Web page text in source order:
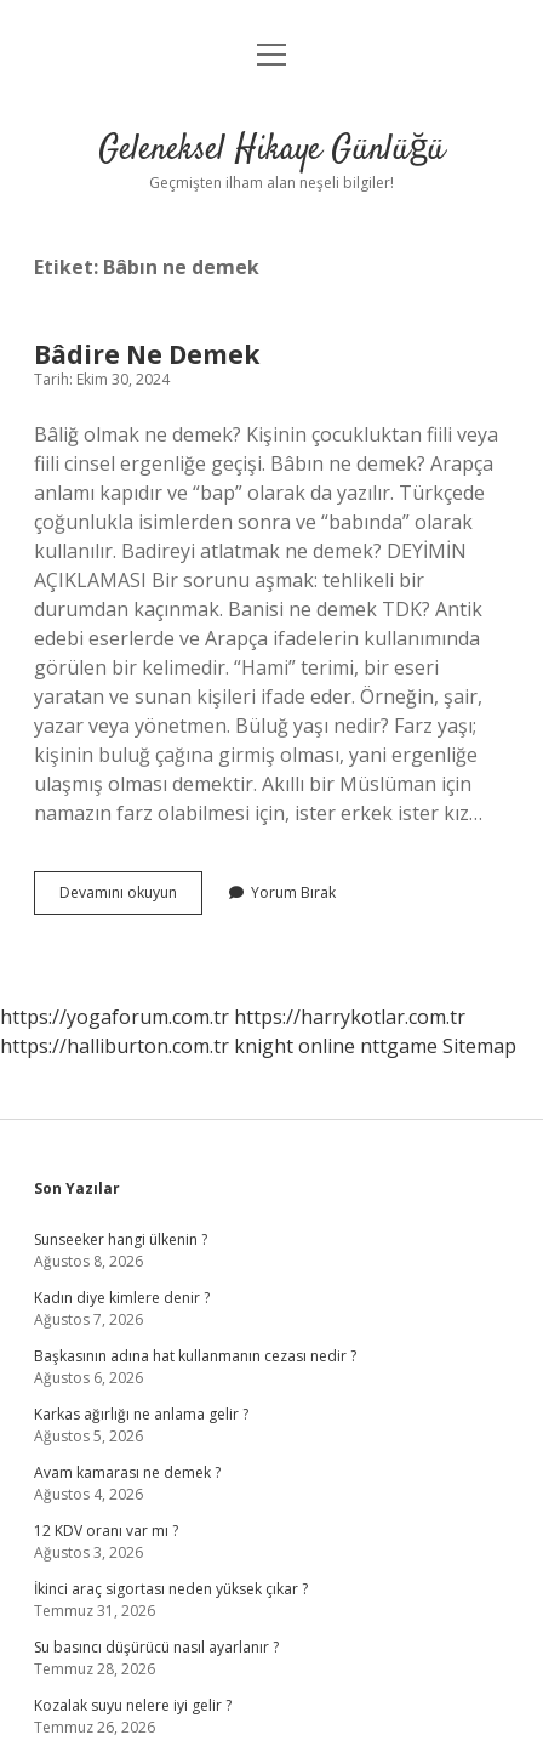
Anasayfa
Yasal Uyarı
menüyü
Geleneksel Hikaye Günlüğü
Geçmişten ilham alan neşeli bilgiler!
Etiket: Bâbın ne demek
Bâdire Ne Demek
Tarih: Ekim 30, 2024
Bâliğ olmak ne demek? Kişinin çocukluktan fiili veya
fiili cinsel ergenliğe geçişi. Bâbın ne demek? Arapça
anlamı kapıdır ve “bap” olarak da yazılır. Türkçede
çoğunlukla isimlerden sonra ve “babında” olarak
kullanılır. Badireyi atlatmak ne demek? DEYİMİN
AÇIKLAMASI Bir sorunu aşmak: tehlikeli bir
durumdan kaçınmak. Banisi ne demek TDK? Antik
edebi eserlerde ve Arapça ifadelerin kullanımında
görülen bir kelimedir. “Hami” terimi, bir eseri
yaratan ve sunan kişileri ifade eder. Örneğin, şair,
yazar veya yönetmen. Büluğ yaşı nedir? Farz yaşı;
kişinin buluğ çağına girmiş olması, yani ergenliğe
ulaşmış olması demektir. Akıllı bir Müslüman için
namazın farz olabilmesi için, ister erkek ister kız…
Devamını okuyun
Ne
Yorum Bırak
https://yogaforum.com.tr https://harrykotlar.com.tr
https://halliburton.com.tr knight online nttgame Sitemap
Sidebar
Son Yazılar
Sunseeker hangi ülkenin ?
Ağustos 8, 2026
Kadın diye kimlere denir ?
Ağustos 7, 2026
Başkasının adına hat kullanmanın cezası nedir ?
Ağustos 6, 2026
Karkas ağırlığı ne anlama gelir ?
Ağustos 5, 2026
Avam kamarası ne demek ?
Ağustos 4, 2026
12 KDV oranı var mı ?
Ağustos 3, 2026
İkinci araç sigortası neden yüksek çıkar ?
Temmuz 31, 2026
Su basıncı düşürücü nasıl ayarlanır ?
Temmuz 28, 2026
Kozalak suyu nelere iyi gelir ?
Temmuz 26, 2026